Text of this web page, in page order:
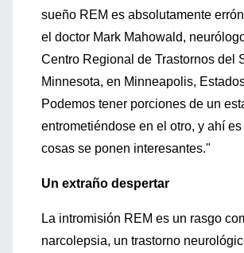
sueño REM es absolutamente
el doctor Mark Mahowald,
Centro Regional de Trastornos del
Minnesota, en Minneapolis,
Podemos tener porciones de un
entrometiéndose en el otro, y ahí
cosas se ponen interesantes."
Un extraño despertar
La intromisión REM es un rasgo
narcolepsia, un trastorno